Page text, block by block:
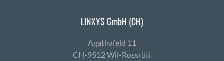
LINXYS GmbH (CH)
Agath­afeld 11
CH-9512 Wil-Ross­rüti